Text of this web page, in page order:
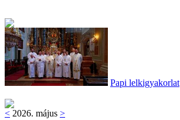
Papi lelkigyakorlat
< 2026. május >